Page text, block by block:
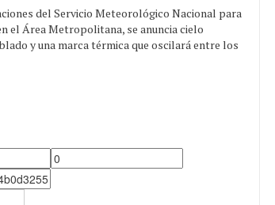
del Servicio Meteorológico Nacional para
el Área Metropolitana, se anuncia cielo
y una marca térmica que oscilará entre los